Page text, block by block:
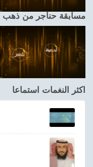
مسابقة حناجر من ذهب
اكثر النغمات استماعا